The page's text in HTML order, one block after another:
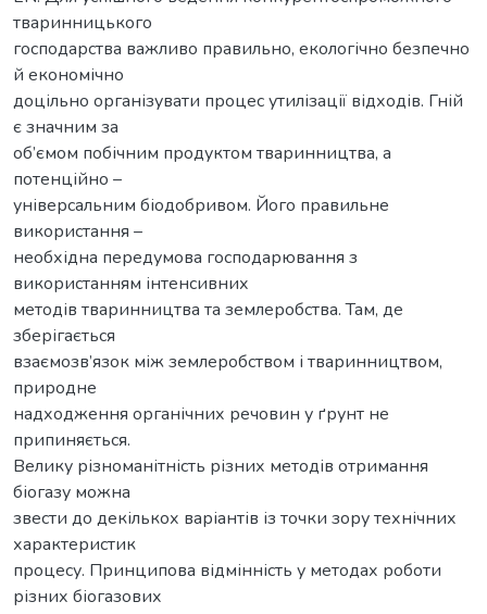
тваринницького
господарства важливо правильно, екологічно безпечно
й економічно
доцільно організувати процес утилізації відходів. Гній
є значним за
об’ємом побічним продуктом тваринництва, а
потенційно –
універсальним біодобривом. Його правильне
використання –
необхідна передумова господарювання з
використанням інтенсивних
методів тваринництва та землеробства. Там, де
зберігається
взаємозв’язок між землеробством і тваринництвом,
природне
надходження органічних речовин у ґрунт не
припиняється.
Велику різноманітність різних методів отримання
біогазу можна
звести до декількох варіантів із точки зору технічних
характеристик
процесу. Принципова відмінність у методах роботи
різних біогазових